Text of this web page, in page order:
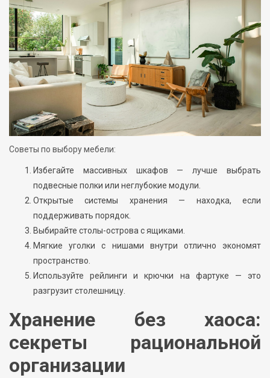
Советы по выбору мебели:
Избегайте массивных шкафов — лучше выбрать
подвесные полки или неглубокие модули.
Открытые системы хранения — находка, если
поддерживать порядок.
Выбирайте столы-острова с ящиками.
Мягкие уголки с нишами внутри отлично экономят
пространство.
Используйте рейлинги и крючки на фартуке — это
разгрузит столешницу.
Хранение без хаоса:
секреты рациональной
организации